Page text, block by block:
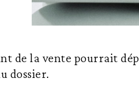
de la vente pourrait
dossier.